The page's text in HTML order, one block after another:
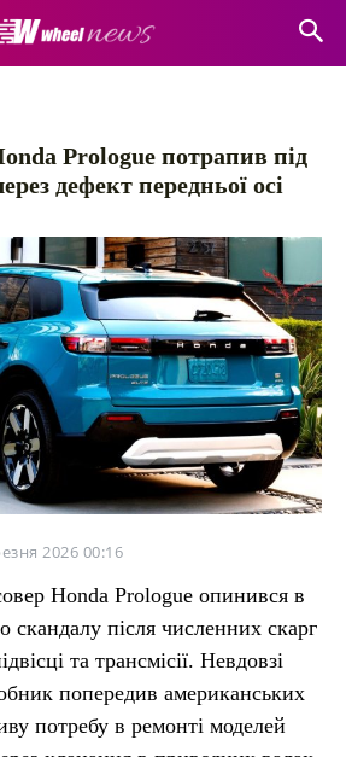
Prologue потрапив під
дефект передньої осі
2026 00:16
Honda Prologue опинився в
скандалу після численних скарг
та трансмісії. Невдовзі
попередив американських
потребу в ремонті моделей